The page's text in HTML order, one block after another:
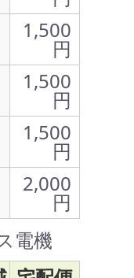
1,500
円
1,500
円
1,500
円
2,000
円
電機